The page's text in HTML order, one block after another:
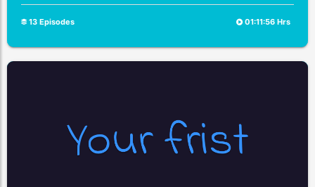
13 Episodes 01:11:56 Hrs